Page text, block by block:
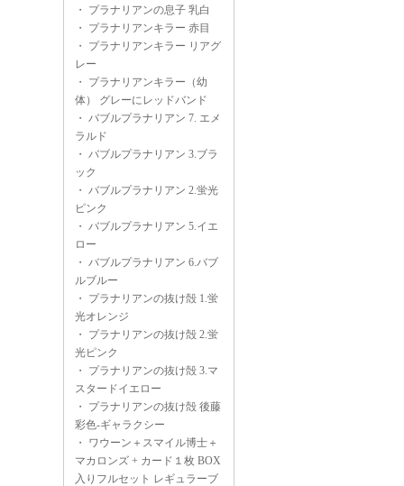
・ プラナリアンの息子 乳白
・ プラナリアンキラー 赤目
・ プラナリアンキラー リアグ
レー
・ プラナリアンキラー（幼
体） グレーにレッドバンド
・ バブルプラナリアン 7. エメ
ラルド
・ バブルプラナリアン 3.ブラ
ック
・ バブルプラナリアン 2.蛍光
ピンク
・ バブルプラナリアン 5.イエ
ロー
・ バブルプラナリアン 6.バブ
ルブルー
・ プラナリアンの抜け殻 1.蛍
光オレンジ
・ プラナリアンの抜け殻 2.蛍
光ピンク
・ プラナリアンの抜け殻 3.マ
スタードイエロー
・ プラナリアンの抜け殻 後藤
彩色-ギャラクシー
・ ワウーン＋スマイル博士＋
マカロンズ + カード１枚 BOX
入りフルセット レギュラーブ